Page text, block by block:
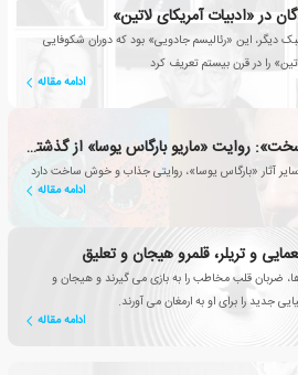
در «ادبیات آمریکای لاتین»
دیگر، این «رئالیسم جادویی» بود که دوران شکوفایی
را در قرن بیستم تعریف کرد
ادامه مقاله
کتاب «روزگار سخت»: روایت «ماریو بارگاس یوسا» از گذشته ای ناآرام
سایر آثار «بارگاس یوسا»، روایتی جذاب و خوش ساخت دارد
ادامه مقاله
و تریلر، قلمرو هیجان و تعلیق
ضربان قلب مخاطب را به بازی می گیرند و هیجان و
جدید را برای او به ارمغان می آورند.
ادامه مقاله